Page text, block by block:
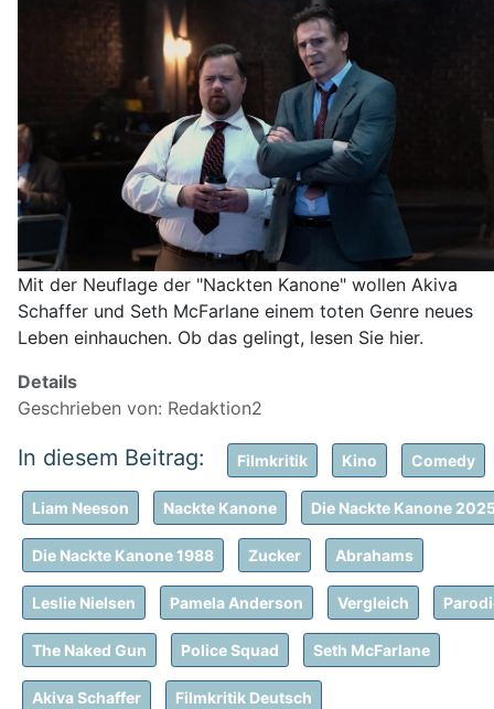
Mit der Neuflage der "Nackten Kanone" wollen Akiva
Schaffer und Seth McFarlane einem toten Genre neues
Leben einhauchen. Ob das gelingt, lesen Sie hier.
Details
Geschrieben von: Redaktion2
Filmkritik Kino Comedy
Liam Neeson Nackte Kanone Die Nackte Kanone
Die Nackte Kanone 1988 Zucker Abrahams
Leslie Nielsen Pamela Anderson Vergleich
The Naked Gun Police Squad Seth McFarlane
Akiva Schaffer Filmkritik Deutsch